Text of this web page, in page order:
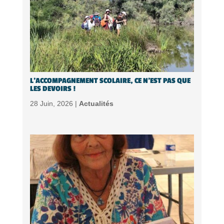
L’ACCOMPAGNEMENT SCOLAIRE, CE N’EST PAS QUE
LES DEVOIRS !
28 Juin, 2026 | Actualités